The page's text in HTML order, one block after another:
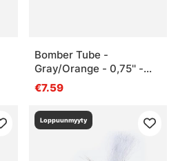
Bomber Tube -
Gray/Orange - 0,75'' -
40mm
€7.59
Loppuunmyyty